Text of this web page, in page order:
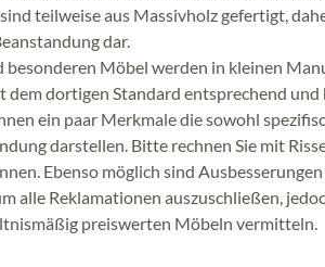
teilweise aus Massivholz gefertigt,
dar.
besonderen Möbel werden in kleinen
dortigen Standard entsprechend
ein paar Merkmale die sowohl
darstellen. Bitte rechnen Sie mit
Ebenso möglich sind
alle Reklamationen auszuschließen,
preiswerten Möbeln vermitteln.